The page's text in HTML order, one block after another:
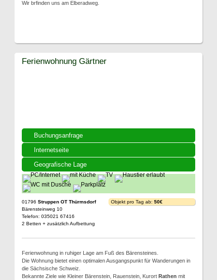
Wir brfinden uns am Elberadweg.
Buchungsanfrage
Internetseite
Geografische Lage
Ferienwohnung Gärtner
01796 Struppen OT Thürmsdorf
Bärensteinweg 10
Telefon: 035021 67416
2 Betten + zusätzlich Aufbettung
Objekt pro Tag ab: 50€
Ferienwohnung in ruhiger Lage am Fuß des Bärensteines.
Die Wohnung bietet einen optimalen Ausgangspunkt für Wanderungen in
die Sächsische Schweiz.
Bekannte Ziele wie Kleiner Bärenstein, Rauenstein, Kurort Rathen mit